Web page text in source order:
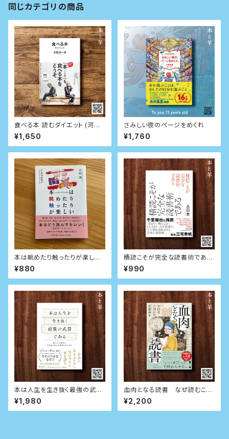
同じカテゴリの商品
食べる本 読むダイエット (河出
新書)
¥1,650
さみしい夜のページをめくれ
¥1,760
本は眺めたり触ったりが楽しい
(ちくま文庫)
¥880
積読こそが完全な読書術である
(ちくま文庫)
¥990
本は人生を生き抜く最強の武器
である 問いから始める「自分を
変える読書」のすすめ
¥1,980
血肉となる読書 なぜ読むこと
だけが人生を変えるのか
¥2,200